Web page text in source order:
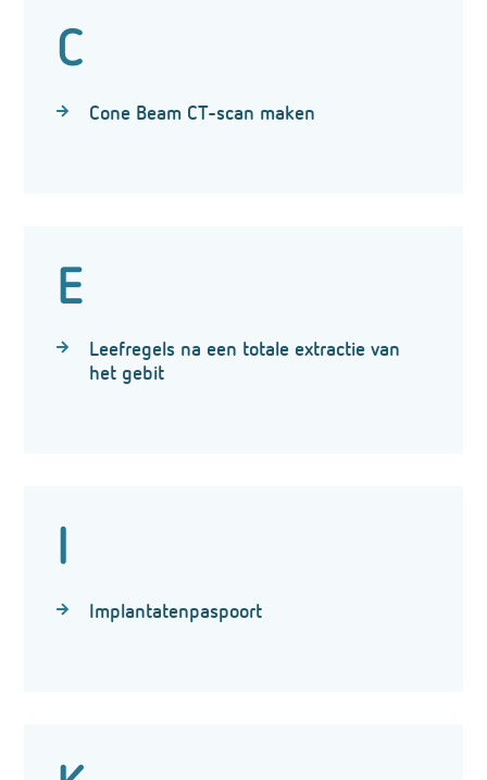
C
Cone Beam CT-scan maken
E
Leefregels na een totale extractie van
het gebit
I
Implantatenpaspoort